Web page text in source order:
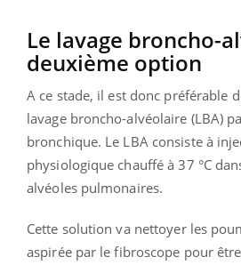
Le lavage broncho-
deuxième option
A ce stade, il est donc préférable
lavage broncho-alvéolaire (LBA)
bronchique. Le LBA consiste à
physiologique chauffé à 37 °C
alvéoles pulmonaires.
Cette solution va nettoyer les
aspirée par le fibroscope pour